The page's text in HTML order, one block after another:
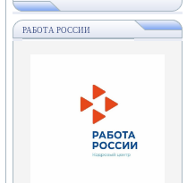
РАБОТА РОССИИ